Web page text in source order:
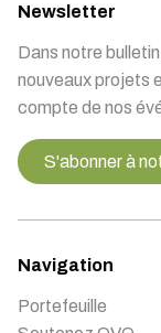
Newsletter
Dans notre
nouveaux projets
compte de nos
S'abonner à
Navigation
Portefeuille